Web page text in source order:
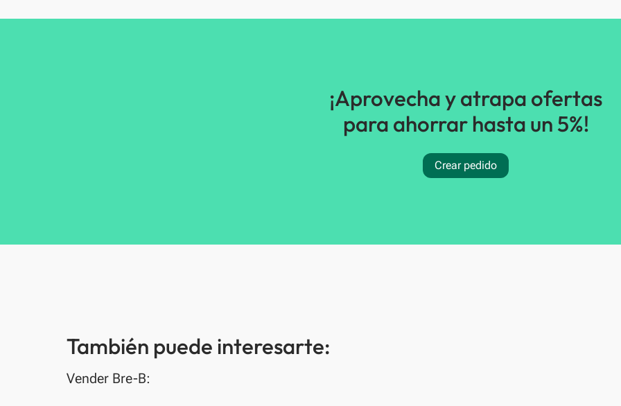
¡Aprovecha y atrapa ofertas
para ahorrar hasta un 5%!
Crear pedido
También puede interesarte:
Vender Bre-B: